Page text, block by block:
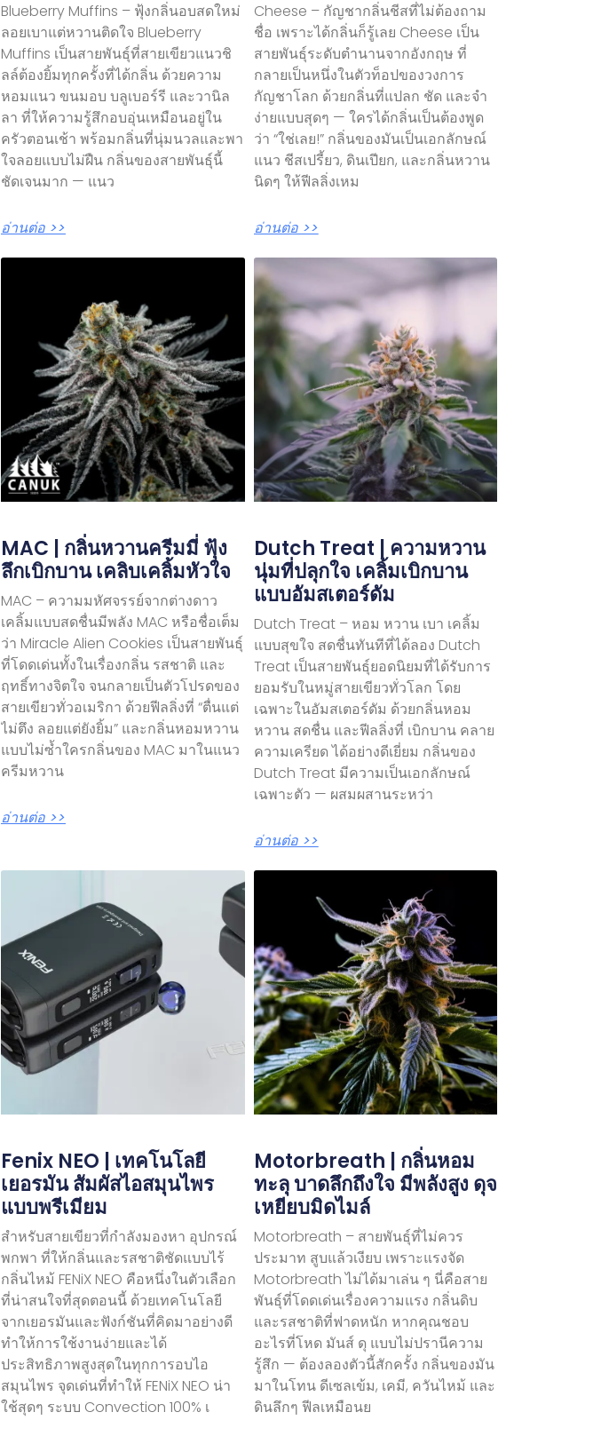
Blueberry Muffins – ฟุ้งกลิ่นอบสดใหม่
ลอยเบาแต่หวานติดใจ Blueberry
Muffins เป็นสายพันธุ์ที่สายเขียวแนวชิ
ลล์ต้องยิ้มทุกครั้งที่ได้กลิ่น ด้วยความ
หอมแนว ขนมอบ บลูเบอร์รี และวานิล
ลา ที่ให้ความรู้สึกอบอุ่นเหมือนอยู่ใน
ครัวตอนเช้า พร้อมกลิ่นที่นุ่มนวลและพา
ใจลอยแบบไม่ฝืน กลิ่นของสายพันธุ์นี้
ชัดเจนมาก — แนว
อ่านต่อ >>
Cheese – กัญชากลิ่นชีสที่ไม่ต้องถาม
ชื่อ เพราะได้กลิ่นก็รู้เลย Cheese เป็น
สายพันธุ์ระดับตำนานจากอังกฤษ ที่
กลายเป็นหนึ่งในตัวท็อปของวงการ
กัญชาโลก ด้วยกลิ่นที่แปลก ชัด และจำ
ง่ายแบบสุดๆ — ใครได้กลิ่นเป็นต้องพูด
ว่า “ใช่เลย!” กลิ่นของมันเป็นเอกลักษณ์
แนว ชีสเปรี้ยว, ดินเปียก, และกลิ่นหวาน
นิดๆ ให้ฟีลลิ่งเหม
อ่านต่อ >>
MAC | กลิ่นหวานครีมมี่ ฟุ้ง
ลึกเบิกบาน เคลิบเคลิ้มหัวใจ
MAC – ความมหัศจรรย์จากต่างดาว
เคลิ้มแบบสดชื่นมีพลัง MAC หรือชื่อเต็ม
ว่า Miracle Alien Cookies เป็นสายพันธุ์
ที่โดดเด่นทั้งในเรื่องกลิ่น รสชาติ และ
ฤทธิ์ทางจิตใจ จนกลายเป็นตัวโปรดของ
สายเขียวทั่วอเมริกา ด้วยฟีลลิ่งที่ “ตื่นแต่
ไม่ตึง ลอยแต่ยังยิ้ม” และกลิ่นหอมหวาน
แบบไม่ซ้ำใครกลิ่นของ MAC มาในแนว
ครีมหวาน
อ่านต่อ >>
Dutch Treat | ความหวาน
นุ่มที่ปลุกใจ เคลิ้มเบิกบาน
แบบอัมสเตอร์ดัม
Dutch Treat – หอม หวาน เบา เคลิ้ม
แบบสุขใจ สดชื่นทันทีที่ได้ลอง Dutch
Treat เป็นสายพันธุ์ยอดนิยมที่ได้รับการ
ยอมรับในหมู่สายเขียวทั่วโลก โดย
เฉพาะในอัมสเตอร์ดัม ด้วยกลิ่นหอม
หวาน สดชื่น และฟีลลิ่งที่ เบิกบาน คลาย
ความเครียด ได้อย่างดีเยี่ยม กลิ่นของ
Dutch Treat มีความเป็นเอกลักษณ์
เฉพาะตัว — ผสมผสานระหว่า
อ่านต่อ >>
Fenix ​​​​NEO | เทคโนโลยี
เยอรมัน สัมผัสไอสมุนไพร
แบบพรีเมียม
สำหรับสายเขียวที่กำลังมองหา อุปกรณ์
พกพา ที่ให้กลิ่นและรสชาติชัดแบบไร้
กลิ่นไหม้ FENiX NEO คือหนึ่งในตัวเลือก
ที่น่าสนใจที่สุดตอนนี้ ด้วยเทคโนโลยี
จากเยอรมันและฟังก์ชันที่คิดมาอย่างดี
ทำให้การใช้งานง่ายและได้
ประสิทธิภาพสูงสุดในทุกการอบไอ
สมุนไพร จุดเด่นที่ทำให้ FENiX NEO น่า
ใช้สุดๆ ระบบ Convection 100% เ
Motorbreath | กลิ่นหอม
ทะลุ บาดลึกถึงใจ มีพลังสูง ดุจ
เหยียบมิดไมล์
Motorbreath – สายพันธุ์ที่ไม่ควร
ประมาท สูบแล้วเงียบ เพราะแรงจัด
Motorbreath ไม่ได้มาเล่น ๆ นี่คือสาย
พันธุ์ที่โดดเด่นเรื่องความแรง กลิ่นดิบ
และรสชาติที่ฟาดหนัก หากคุณชอบ
อะไรที่โหด มันส์ ดุ แบบไม่ปรานีความ
รู้สึก — ต้องลองตัวนี้สักครั้ง กลิ่นของมัน
มาในโทน ดีเซลเข้ม, เคมี, ควันไหม้ และ
ดินลึกๆ ฟีลเหมือนย